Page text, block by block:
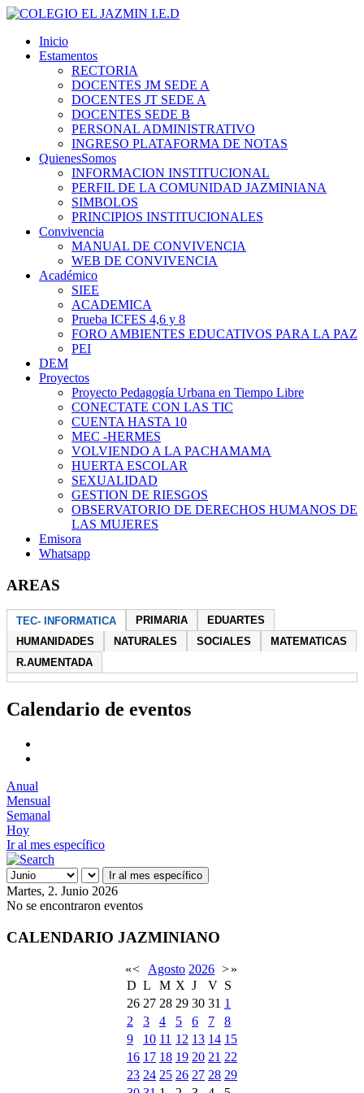
Inicio
Estamentos
RECTORIA
DOCENTES JM SEDE A
DOCENTES JT SEDE A
DOCENTES SEDE B
PERSONAL ADMINISTRATIVO
INGRESO PLATAFORMA DE NOTAS
QuienesSomos
INFORMACION INSTITUCIONAL
PERFIL DE LA COMUNIDAD JAZMINIANA
SIMBOLOS
PRINCIPIOS INSTITUCIONALES
Convivencia
MANUAL DE CONVIVENCIA
WEB DE CONVIVENCIA
Académico
SIEE
ACADEMICA
Prueba ICFES 4,6 y 8
FORO AMBIENTES EDUCATIVOS PARA LA PAZ
PEI
DEM
Proyectos
Proyecto Pedagogía Urbana en Tiempo Libre
CONECTATE CON LAS TIC
CUENTA HASTA 10
MEC -HERMES
VOLVIENDO A LA PACHAMAMA
HUERTA ESCOLAR
SEXUALIDAD
GESTION DE RIESGOS
OBSERVATORIO DE DERECHOS HUMANOS DE
LAS MUJERES
Emisora
Whatsapp
AREAS
TEC- INFORMATICA PRIMARIA
EDUARTES
HUMANIDADES
NATURALES SOCIALES
MATEMATICAS
R.AUMENTADA
Calendario de eventos
Anual
Mensual
Semanal
Hoy
Ir al mes específico
Ir al mes específico
Martes, 2. Junio 2026
No se encontraron eventos
CALENDARIO JAZMINIANO
«< Agosto 2026 >»
D L M X J V S
26 27 28 29 30 31 1
2
3 4 5 6 7
8
9
10 11 12 13 14 15
16 17 18 19 20 21 22
23 24 25 26 27 28 29